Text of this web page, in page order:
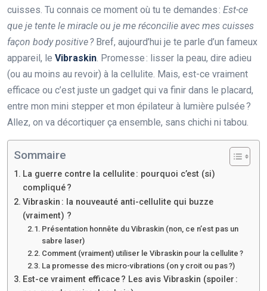
cuisses. Tu connais ce moment où tu te demandes : Est-ce
que je tente le miracle ou je me réconcilie avec mes cuisses
façon body positive ?Bref, aujourd’hui je te parle d’un fameux
appareil, le Vibraskin. Promesse : lisser la peau, dire adieu
(ou au moins au revoir) à la cellulite. Mais, est-ce vraiment
efficace ou c’est juste un gadget qui va finir dans le placard,
entre mon mini stepper et mon épilateur à lumière pulsée ?
Allez, on va décortiquer ça ensemble, sans chichi ni tabou.
Sommaire
La guerre contre la cellulite : pourquoi c’est (si)
compliqué ?
Vibraskin : la nouveauté anti-cellulite qui buzze
(vraiment) ?
Présentation honnête du Vibraskin (non, ce n’est pas un
sabre laser)
Comment (vraiment) utiliser le Vibraskin pour la cellulite ?
La promesse des micro-vibrations (on y croit ou pas ?)
Est-ce vraiment efficace ? Les avis Vibraskin (spoiler :